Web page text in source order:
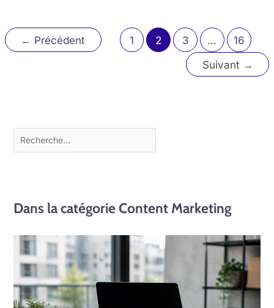
← Précédent 1 2 3 …
16
Suivant →
Dans la catégorie Content Marketing